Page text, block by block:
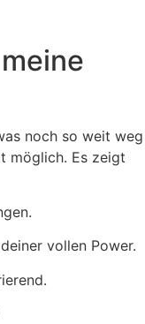
noch so weit weg
möglich. Es zeigt
vollen Power.